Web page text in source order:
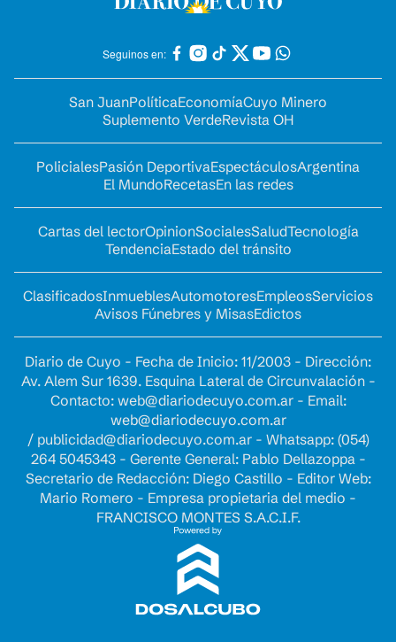
Seguinos en:
San JuanPolíticaEconomíaCuyo Minero
Suplemento VerdeRevista OH
PolicialesPasión DeportivaEspectáculosArgentina
El MundoRecetasEn las redes
Cartas del lectorOpinionSocialesSaludTecnología
TendenciaEstado del tránsito
ClasificadosInmueblesAutomotoresEmpleosServicios
Avisos Fúnebres y MisasEdictos
Diario de Cuyo - Fecha de Inicio: 11/2003 - Dirección:
Av. Alem Sur 1639. Esquina Lateral de Circunvalación -
Contacto: web@diariodecuyo.com.ar- Email:
web@diariodecuyo.com.ar
/ publicidad@diariodecuyo.com.ar- Whatsapp: (054)
264 5045343 - Gerente General: Pablo Dellazoppa -
Secretario de Redacción: Diego Castillo - Editor Web:
Mario Romero - Empresa propietaria del medio -
FRANCISCO MONTES S.A.C.I.F.